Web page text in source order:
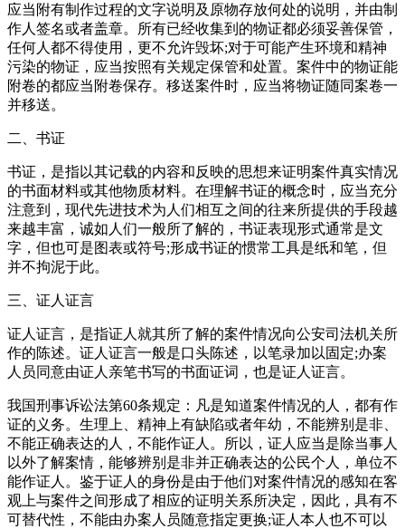
应当附有制作过程的文字说明及原物存放何处的说明，并由制
作人签名或者盖章。所有已经收集到的物证都必须妥善保管，
任何人都不得使用，更不允许毁坏;对于可能产生环境和精神
污染的物证，应当按照有关规定保管和处置。案件中的物证能
附卷的都应当附卷保存。移送案件时，应当将物证随同案卷一
并移送。
二、书证
书证，是指以其记载的内容和反映的思想来证明案件真实情况
的书面材料或其他物质材料。在理解书证的概念时，应当充分
注意到，现代先进技术为人们相互之间的往来所提供的手段越
来越丰富，诚如人们一般所了解的，书证表现形式通常是文
字，但也可是图表或符号;形成书证的惯常工具是纸和笔，但
并不拘泥于此。
三、证人证言
证人证言，是指证人就其所了解的案件情况向公安司法机关所
作的陈述。证人证言一般是口头陈述，以笔录加以固定;办案
人员同意由证人亲笔书写的书面证词，也是证人证言。
我国刑事诉讼法第60条规定：凡是知道案件情况的人，都有作
证的义务。生理上、精神上有缺陷或者年幼，不能辨别是非、
不能正确表达的人，不能作证人。所以，证人应当是除当事人
以外了解案情，能够辨别是非并正确表达的公民个人，单位不
能作证人。鉴于证人的身份是由于他们对案件情况的感知在客
观上与案件之间形成了相应的证明关系所决定，因此，具有不
可替代性，不能由办案人员随意指定更换;证人本人也不可以